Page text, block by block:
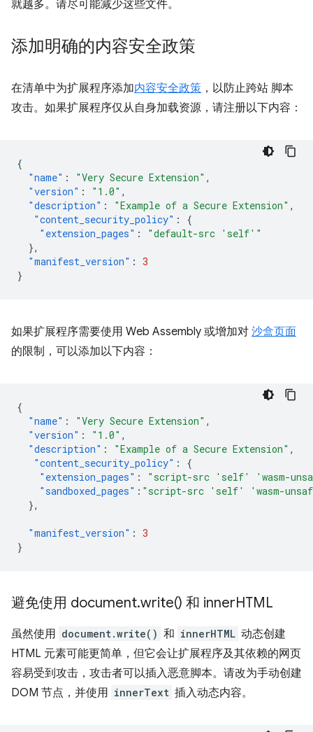
就越多。请尽可能减少这些文件。
添加明确的内容安全政策
在清单中为扩展程序添加内容安全政策 ，以防止跨站 脚本
攻击。如果扩展程序仅从自身加载资源，请注册以下内容：
{
"name" : "Very Secure Extension" ,
"version" : "1.0" ,
"description" : "Example of a Secure Extension" ,
"content_security_policy" :
{
"extension_pages" :
"default-src 'self'"
},
"manifest_version" : 3
}
如果扩展程序需要使用 Web Assembly 或增加对 沙盒页面
的限制，可以添加以下内容：
{
"name" : "Very Secure Extension" ,
"version" : "1.0" ,
"description" : "Example of a Secure Extension" ,
"content_security_policy" :
{
"extension_pages" :
"script-src 'self' 'wasm-
"sandboxed_pages" : "script-src 'self' 'wasm-
},
"manifest_version" : 3
}
避免使用 document.write() 和 innerHTML
虽然使用 document.write() 和 innerHTML 动态创建
HTML 元素可能更简单，但它会让扩展程序及其依赖的网页
容易受到攻击，攻击者可以插入恶意脚本。请改为手动创建
DOM 节点，并使用 innerText 插入动态内容。